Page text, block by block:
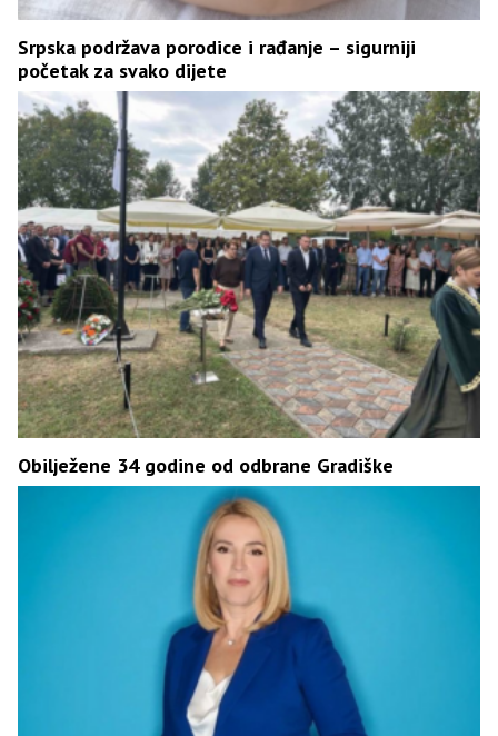
Srpska podržava porodice i rađanje – sigurniji
početak za svako dijete
Obilježene 34 godine od odbrane Gradiške